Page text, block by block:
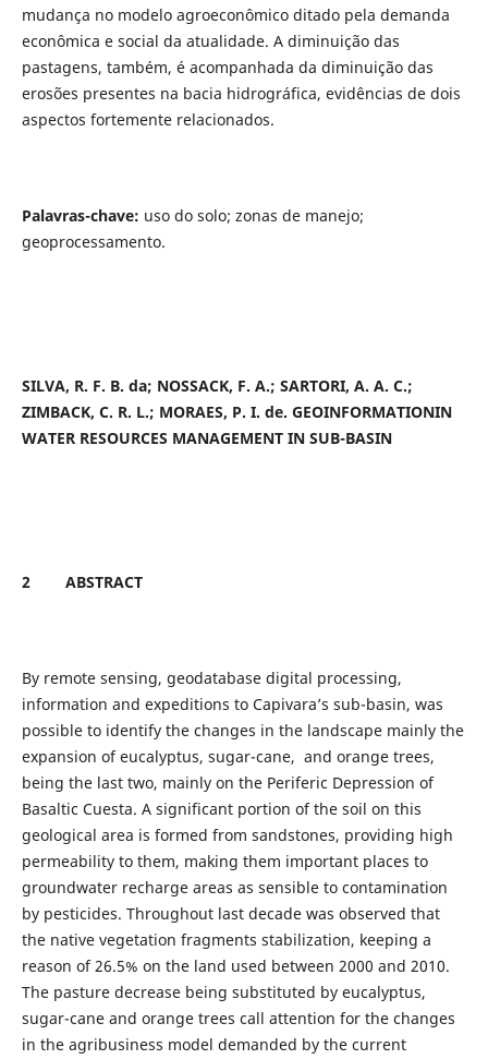
mudança no modelo agroeconômico ditado pela demanda
econômica e social da atualidade. A diminuição das
pastagens, também, é acompanhada da diminuição das
erosões presentes na bacia hidrográfica, evidências de dois
aspectos fortemente relacionados.
Palavras-chave: uso do solo; zonas de manejo;
geoprocessamento.
SILVA, R. F. B. da; NOSSACK, F. A.; SARTORI, A. A. C.;
ZIMBACK, C. R. L.; MORAES, P. I. de. GEOINFORMATIONIN
WATER RESOURCES MANAGEMENT IN SUB-BASIN
2 ABSTRACT
By remote sensing, geodatabase digital processing,
information and expeditions to Capivara’s sub-basin, was
possible to identify the changes in the landscape mainly the
expansion of eucalyptus, sugar-cane, and orange trees,
being the last two, mainly on the Periferic Depression of
Basaltic Cuesta. A significant portion of the soil on this
geological area is formed from sandstones, providing high
permeability to them, making them important places to
groundwater recharge areas as sensible to contamination
by pesticides. Throughout last decade was observed that
the native vegetation fragments stabilization, keeping a
reason of 26.5% on the land used between 2000 and 2010.
The pasture decrease being substituted by eucalyptus,
sugar-cane and orange trees call attention for the changes
in the agribusiness model demanded by the current